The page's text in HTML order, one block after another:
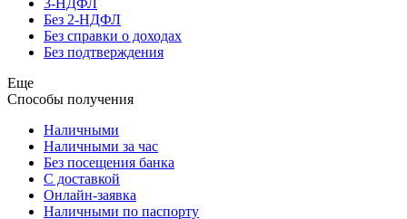
3-НДФЛ
Без 2-НДФЛ
Без справки о доходах
Без подтверждения
Еще
Способы получения
Наличными
Наличными за час
Без посещения банка
С доставкой
Онлайн-заявка
Наличными по паспорту